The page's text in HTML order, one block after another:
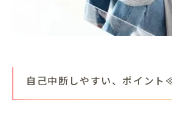
自己中断しやすい、ポイン